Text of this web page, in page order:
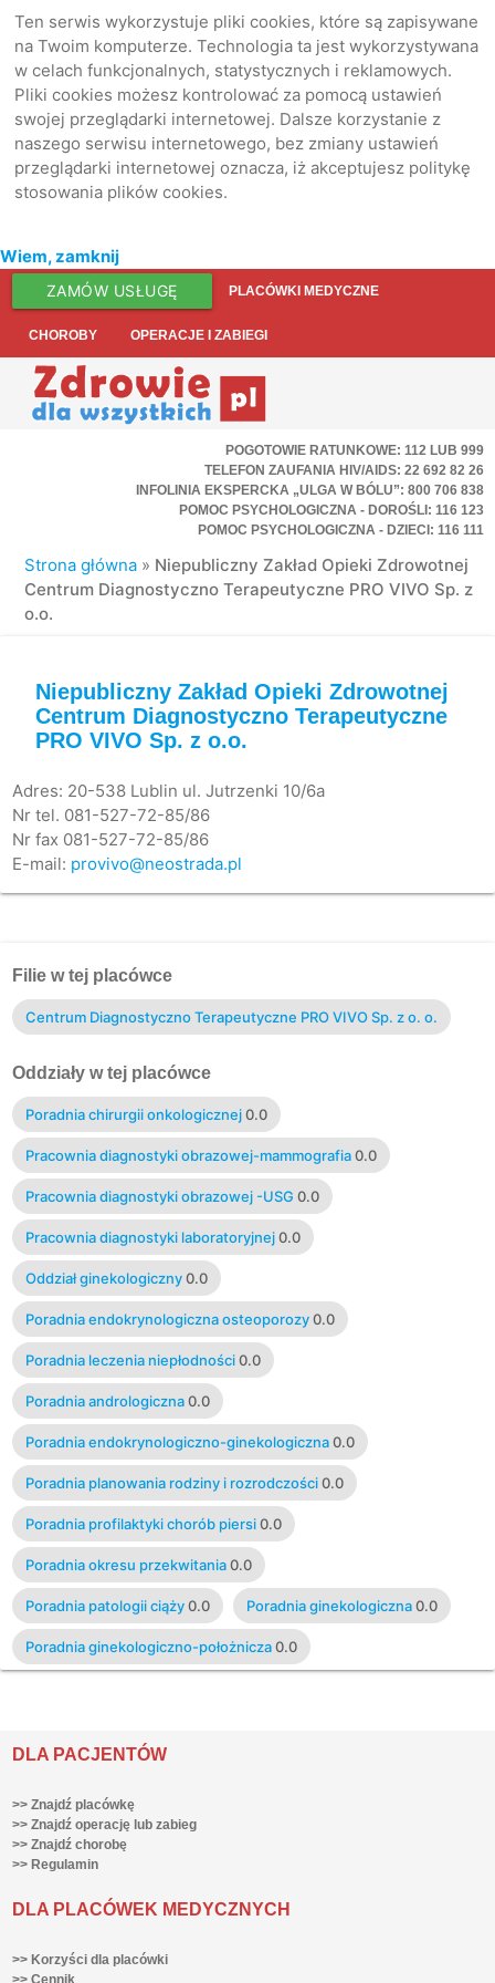
Ten serwis wykorzystuje pliki cookies, które są zapisywane
na Twoim komputerze. Technologia ta jest wykorzystywana
w celach funkcjonalnych, statystycznych i reklamowych.
Pliki cookies możesz kontrolować za pomocą ustawień
swojej przeglądarki internetowej. Dalsze korzystanie z
naszego serwisu internetowego, bez zmiany ustawień
przeglądarki internetowej oznacza, iż akceptujesz politykę
stosowania plików cookies.
Wiem, zamknij
ZAMÓW USŁUGĘ PLACÓWKI MEDYCZNE
CHOROBY OPERACJE I ZABIEGI
POGOTOWIE RATUNKOWE: 112 LUB 999
TELEFON ZAUFANIA HIV/AIDS: 22 692 82 26
INFOLINIA EKSPERCKA „ULGA W BÓLU”: 800 706 838
POMOC PSYCHOLOGICZNA - DOROŚLI: 116 123
POMOC PSYCHOLOGICZNA - DZIECI: 116 111
Strona główna » Niepubliczny Zakład Opieki Zdrowotnej
Centrum Diagnostyczno Terapeutyczne PRO VIVO Sp. z
o.o.
Niepubliczny Zakład Opieki Zdrowotnej
Centrum Diagnostyczno Terapeutyczne
PRO VIVO Sp. z o.o.
Adres: 20-538 Lublin ul. Jutrzenki 10/6a
Nr tel. 081-527-72-85/86
Nr fax 081-527-72-85/86
E-mail: provivo@neostrada.pl
Filie w tej placówce
Centrum Diagnostyczno Terapeutyczne PRO VIVO Sp. z o. o.
Oddziały w tej placówce
Poradnia chirurgii onkologicznej 0.0
Pracownia diagnostyki obrazowej-mammografia 0.0
Pracownia diagnostyki obrazowej -USG 0.0
Pracownia diagnostyki laboratoryjnej 0.0
Oddział ginekologiczny 0.0
Poradnia endokrynologiczna osteoporozy 0.0
Poradnia leczenia niepłodności 0.0
Poradnia andrologiczna 0.0
Poradnia endokrynologiczno-ginekologiczna 0.0
Poradnia planowania rodziny i rozrodczości 0.0
Poradnia profilaktyki chorób piersi 0.0
Poradnia okresu przekwitania 0.0
Poradnia patologii ciąży 0.0 Poradnia ginekologiczna 0.0
Poradnia ginekologiczno-położnicza 0.0
DLA PACJENTÓW
>> Znajdź placówkę
>> Znajdź operację lub zabieg
>> Znajdź chorobę
>> Regulamin
DLA PLACÓWEK MEDYCZNYCH
>> Korzyści dla placówki